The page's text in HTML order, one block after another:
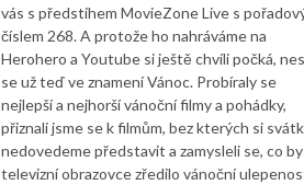
vás s předstihem MovieZone Live s
číslem 268. A protože ho nahráváme na
Herohero a Youtube si ještě chvíli počká,
se už teď ve znamení Vánoc. Probíraly se
nejlepší a nejhorší vánoční filmy a pohádky,
přiznali jsme se k filmům, bez kterých si
nedovedeme představit a zamysleli se, co
televizní obrazovce zředilo vánoční